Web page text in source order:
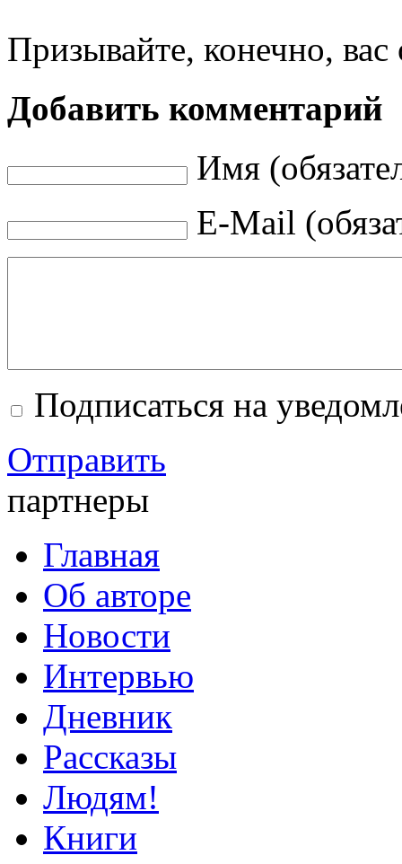
Призывайте, конечно,
Добавить комментарий
Имя
E-Mail
Подписаться на
Отправить
партнеры
Главная
Об авторе
Новости
Интервью
Дневник
Рассказы
Людям!
Книги